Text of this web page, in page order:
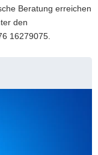
Beratung erreichen
den
16279075.